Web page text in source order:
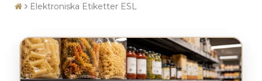
Elektroniska Etiketter ESL